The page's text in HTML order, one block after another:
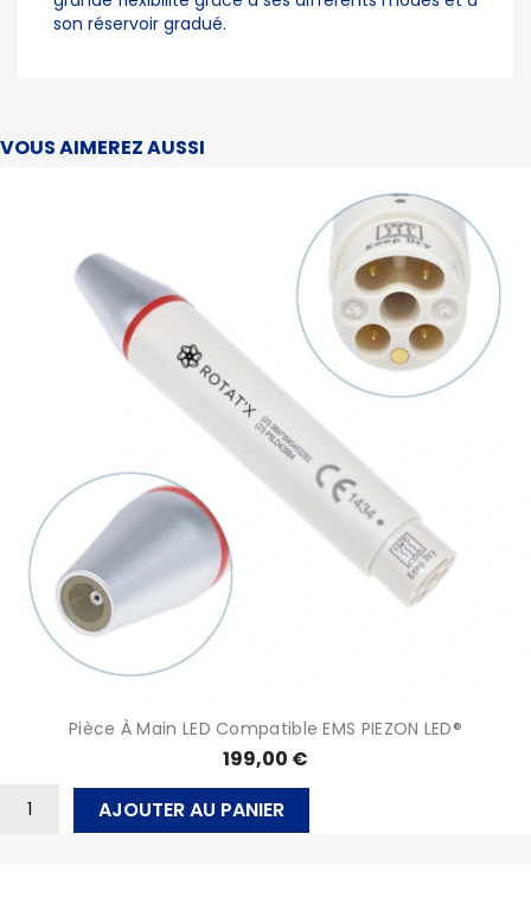
son réservoir gradué.
VOUS AIMEREZ AUSSI
Pièce À Main LED Compatible EMS PIEZON LED®
199,00 €
AJOUTER AU PANIER